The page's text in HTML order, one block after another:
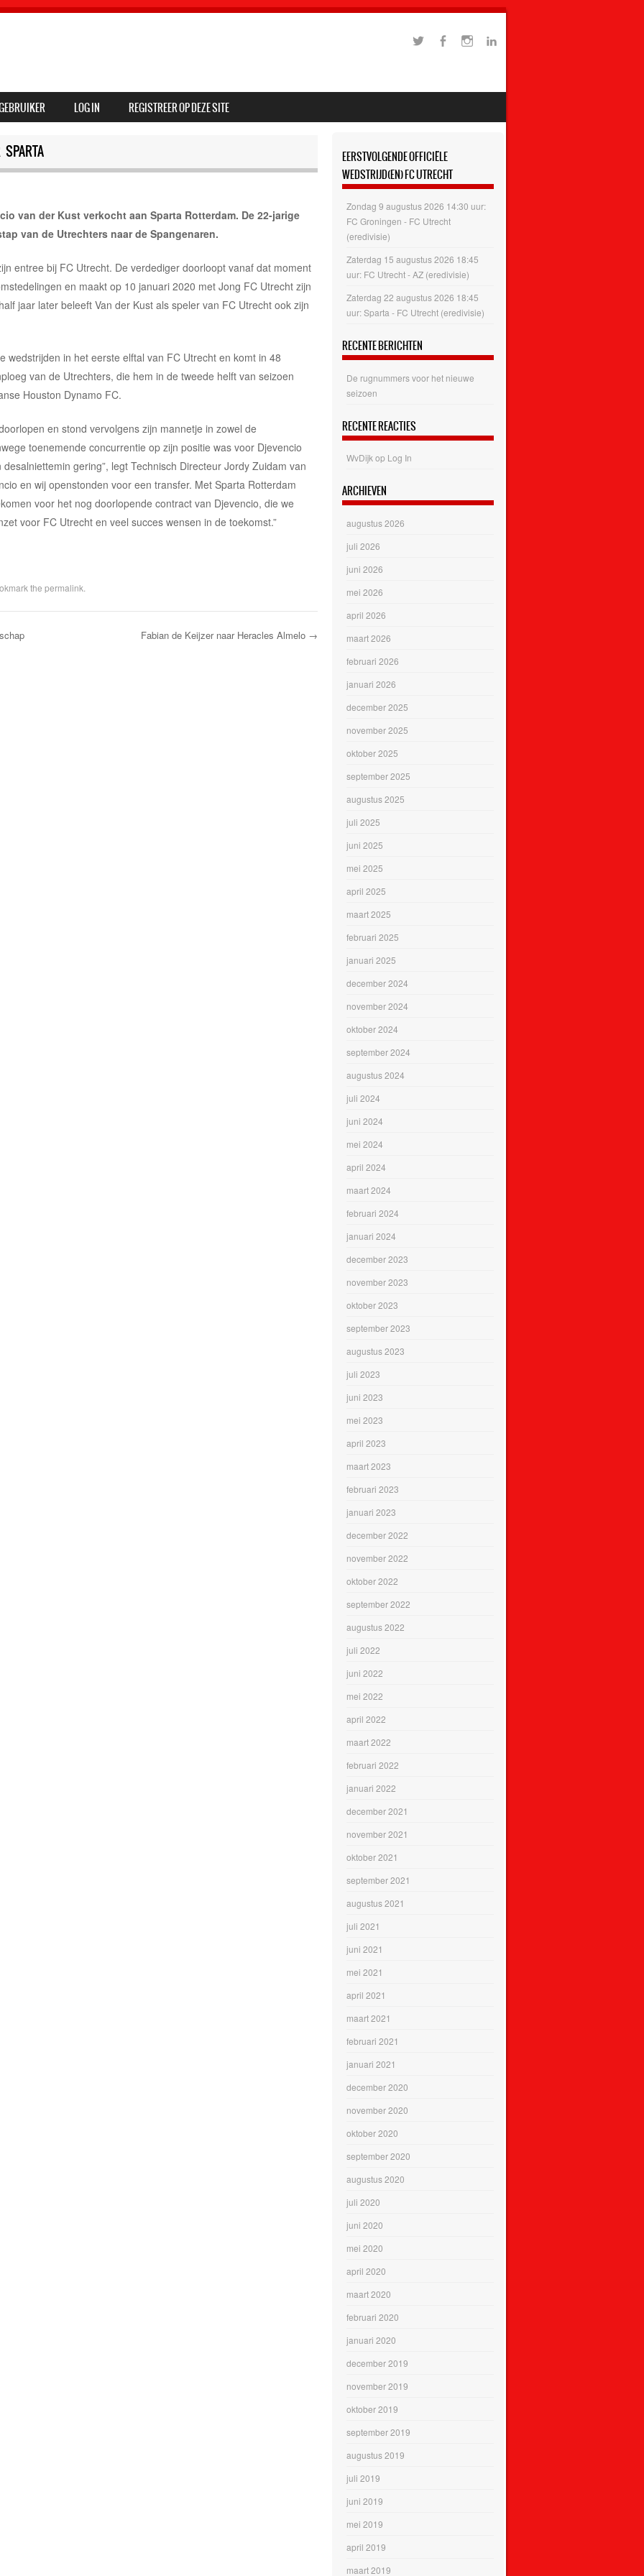
LOG IN REGISTREER OP DEZE SITE
van der Kust verkocht aan Sparta Rotterdam. De 22-jarige
van de Utrechters naar de Spangenaren.
entree bij FC Utrecht. De verdediger doorloopt vanaf dat moment
en maakt op 10 januari 2020 met Jong FC Utrecht zijn
jaar later beleeft Van der Kust als speler van FC Utrecht ook zijn
wedstrijden in het eerste elftal van FC Utrecht en komt in 48
van de Utrechters, die hem in de tweede helft van seizoen
Houston Dynamo FC.
en stond vervolgens zijn mannetje in zowel de
toenemende concurrentie op zijn positie was voor Djevencio
gering”, legt Technisch Directeur Jordy Zuidam van
en wij openstonden voor een transfer. Met Sparta Rotterdam
voor het nog doorlopende contract van Djevencio, die we
voor FC Utrecht en veel succes wensen in de toekomst.”
the permalink
Fabian de Keijzer naar Heracles Almelo →
EERSTVOLGENDE OFFICIËLE
WEDSTRIJD(EN) FC UTRECHT
Zondag 9 augustus 2026 14:30 uur:
FC Groningen - FC Utrecht
(eredivisie)
Zaterdag 15 augustus 2026 18:45
uur: FC Utrecht - AZ (eredivisie)
Zaterdag 22 augustus 2026 18:45
uur: Sparta - FC Utrecht (eredivisie)
RECENTE BERICHTEN
De rugnummers voor het nieuwe
seizoen
RECENTE REACTIES
WvDijk op Log In
ARCHIEVEN
augustus 2026
juli 2026
juni 2026
mei 2026
april 2026
maart 2026
februari 2026
januari 2026
december 2025
november 2025
oktober 2025
september 2025
augustus 2025
juli 2025
juni 2025
mei 2025
april 2025
maart 2025
februari 2025
januari 2025
december 2024
november 2024
oktober 2024
september 2024
augustus 2024
juli 2024
juni 2024
mei 2024
april 2024
maart 2024
februari 2024
januari 2024
december 2023
november 2023
oktober 2023
september 2023
augustus 2023
juli 2023
juni 2023
mei 2023
april 2023
maart 2023
februari 2023
januari 2023
december 2022
november 2022
oktober 2022
september 2022
augustus 2022
juli 2022
juni 2022
mei 2022
april 2022
maart 2022
februari 2022
januari 2022
december 2021
november 2021
oktober 2021
september 2021
augustus 2021
juli 2021
juni 2021
mei 2021
april 2021
maart 2021
februari 2021
januari 2021
december 2020
november 2020
oktober 2020
september 2020
augustus 2020
juli 2020
juni 2020
mei 2020
april 2020
maart 2020
februari 2020
januari 2020
december 2019
november 2019
oktober 2019
september 2019
augustus 2019
juli 2019
juni 2019
mei 2019
april 2019
maart 2019